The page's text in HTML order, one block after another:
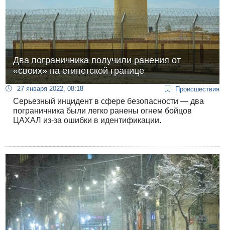
Два пограничника получили ранения от
«своих» на египетской границе
27 января 2022, 08:18 Происшествия
Серьезный инцидент в сфере безопасности — два
пограничника были легко ранены огнем бойцов
ЦАХАЛ из-за ошибки в идентификации.